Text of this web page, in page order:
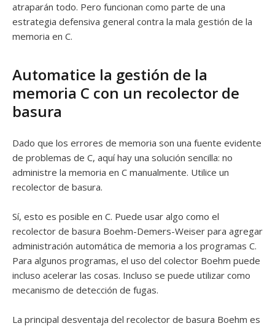
atraparán todo. Pero funcionan como parte de una
estrategia defensiva general contra la mala gestión de la
memoria en C.
Automatice la gestión de la
memoria C con un recolector de
basura
Dado que los errores de memoria son una fuente evidente
de problemas de C, aquí hay una solución sencilla: no
administre la memoria en C manualmente. Utilice un
recolector de basura.
Sí, esto es posible en C. Puede usar algo como el
recolector de basura Boehm-Demers-Weiser para agregar
administración automática de memoria a los programas C.
Para algunos programas, el uso del colector Boehm puede
incluso acelerar las cosas. Incluso se puede utilizar como
mecanismo de detección de fugas.
La principal desventaja del recolector de basura Boehm es